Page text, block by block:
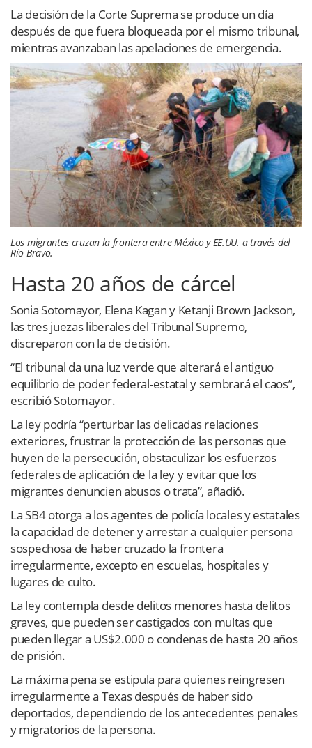
La decisión de la Corte Suprema se produce un día
después de que fuera bloqueada por el mismo tribunal,
mientras avanzaban las apelaciones de emergencia.
Los migrantes cruzan la frontera entre México y EE.UU. a través del
Río Bravo.
Hasta 20 años de cárcel
Sonia Sotomayor, Elena Kagan y Ketanji Brown Jackson,
las tres juezas liberales del Tribunal Supremo,
discreparon con la de decisión.
“El tribunal da una luz verde que alterará el antiguo
equilibrio de poder federal-estatal y sembrará el caos”,
escribió Sotomayor.
La ley podría “perturbar las delicadas relaciones
exteriores, frustrar la protección de las personas que
huyen de la persecución, obstaculizar los esfuerzos
federales de aplicación de la ley y evitar que los
migrantes denuncien abusos o trata”, añadió.
La SB4 otorga a los agentes de policía locales y estatales
la capacidad de detener y arrestar a cualquier persona
sospechosa de haber cruzado la frontera
irregularmente, excepto en escuelas, hospitales y
lugares de culto.
La ley contempla desde delitos menores hasta delitos
graves, que pueden ser castigados con multas que
pueden llegar a US$2.000 o condenas de hasta 20 años
de prisión.
La máxima pena se estipula para quienes reingresen
irregularmente a Texas después de haber sido
deportados, dependiendo de los antecedentes penales
y migratorios de la persona.